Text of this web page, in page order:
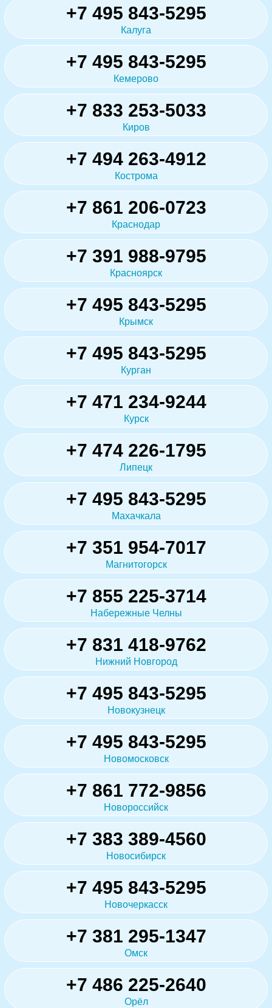
+7 495 843-5295
Калуга
+7 495 843-5295
Кемерово
+7 833 253-5033
Киров
+7 494 263-4912
Кострома
+7 861 206-0723
Краснодар
+7 391 988-9795
Красноярск
+7 495 843-5295
Крымск
+7 495 843-5295
Курган
+7 471 234-9244
Курск
+7 474 226-1795
Липецк
+7 495 843-5295
Махачкала
+7 351 954-7017
Магнитогорск
+7 855 225-3714
Набережные Челны
+7 831 418-9762
Нижний Новгород
+7 495 843-5295
Новокузнецк
+7 495 843-5295
Новомосковск
+7 861 772-9856
Новороссийск
+7 383 389-4560
Новосибирск
+7 495 843-5295
Новочеркасск
+7 381 295-1347
Омск
+7 486 225-2640
Орёл